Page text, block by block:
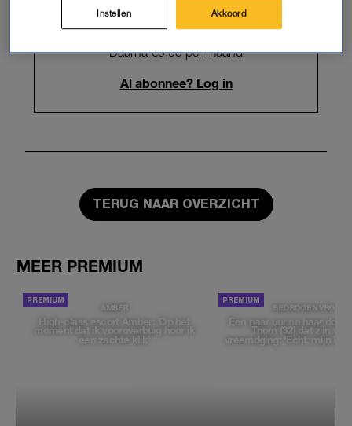
START GRATIS MAAND
Daarna €5,95 per maand
Al abonnee? Log in
TERUG NAAR OVERZICHT
MEER PREMIUM
AMBER
High-class escort Amber: ‘Op het
moment dat ik vooroverbuig hoor ik
een zachte klik’
BEDROGEN VROUW
Een paar uur na haar
Thom (32) dat zijn
vreemdging: 'Echt, mijn
Instellen Akkoord